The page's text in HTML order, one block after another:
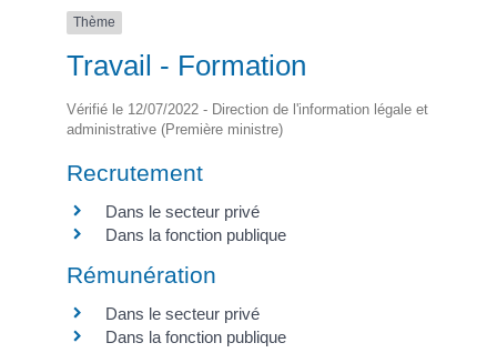
Thème
Travail - Formation
Vérifié le 12/07/2022 - Direction de l'information légale et
administrative (Première ministre)
Recrutement
Dans le secteur privé
Dans la fonction publique
Rémunération
Dans le secteur privé
Dans la fonction publique